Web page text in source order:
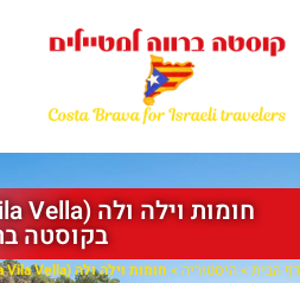
בקוסטה
דף הבית »היסטוריה » חומות וילה ולה (Muralles de la Vila Vella) בקוסטה ברווה